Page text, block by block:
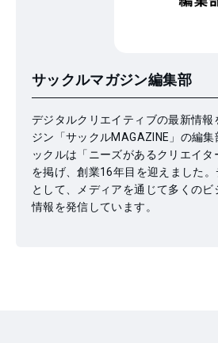
サックルマガジン編集部
デジタルクリエイティブの最新情
ジン「サックルMAGAZINE」の編
ックルは「ニーズがあるクリエイタ
を掲げ、創業16年目を迎えました
として、メディアを通じて多くのビ
情報を発信しています。